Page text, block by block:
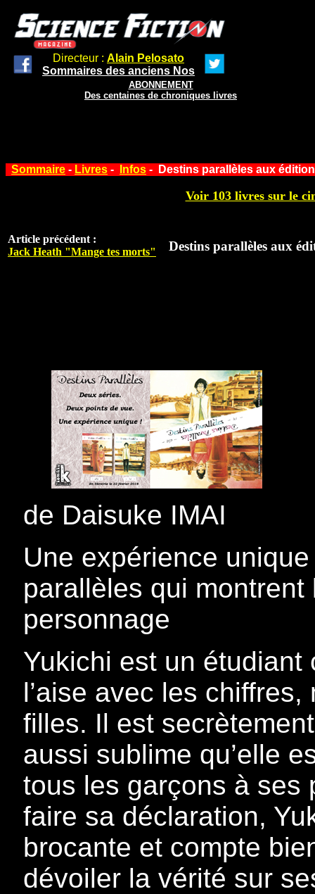
Directeur : Alain Pelosato
Sommaires des anciens Nos
ABONNEMENT
Des centaines de chroniques livres
Sommaire - Livres - Infos - Destins parallèles aux
Voir 103 livres sur le
Article précédent :
Jack Heath "Mange tes morts"
Destins parallèles aux
de Daisuke IMAI
Une expérience
parallèles qui
personnage
Yukichi est un
l’aise avec les
filles. Il est
aussi sublime qu’elle
tous les garçons à ses
faire sa déclaration,
brocante et compte
dévoiler la vérité sur